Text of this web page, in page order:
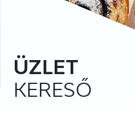
ÜZLET
KERESŐ